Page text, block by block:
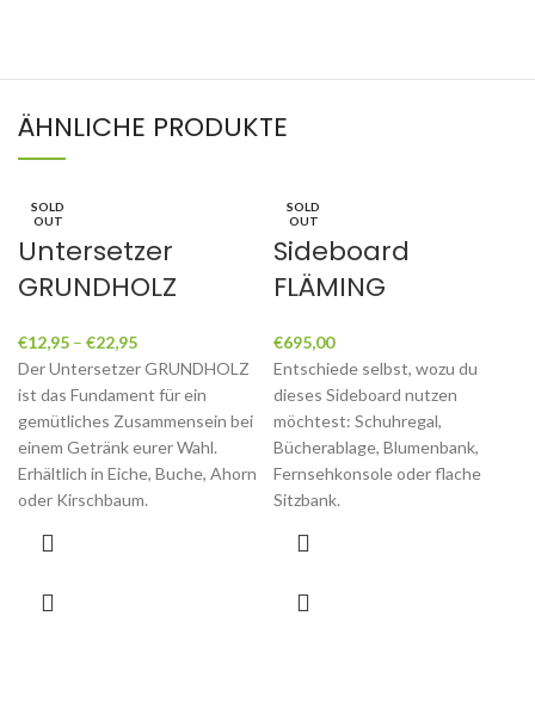
ÄHNLICHE PRODUKTE
SOLD
OUT
Untersetzer
GRUNDHOLZ
€12,95 – €22,95
Der Untersetzer GRUNDHOLZ
ist das Fundament für ein
gemütliches Zusammensein bei
einem Getränk eurer Wahl.
Erhältlich in Eiche, Buche, Ahorn
oder Kirschbaum.
SOLD
OUT
Sideboard
FLÄMING
€695,00
Entschiede selbst, wozu du
dieses Sideboard nutzen
möchtest: Schuhregal,
Bücherablage, Blumenbank,
Fernsehkonsole oder flache
Sitzbank.